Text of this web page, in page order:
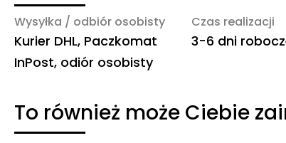
Wysyłka / odbiór osobisty
Kurier DHL, Paczkomat
InPost, odiór osobisty
Czas realizacji
3-6 dni
To również może Ciebie